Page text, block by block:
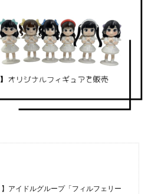
アイドルグループ「フィルフェリー